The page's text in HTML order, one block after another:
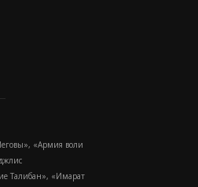
«Армия воли
Талибан», «Имарат